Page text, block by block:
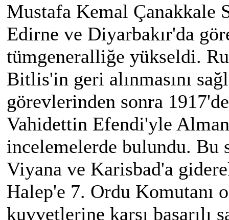
Mustafa Kemal Çanakkale
Edirne ve Diyarbakır'da
tümgeneralliğe yükseldi.
Bitlis'in geri alınmasını
görevlerinden sonra
Vahidettin Efendi'yle
incelemelerde bulundu. Bu
Viyana ve Karisbad'a
Halep'e 7. Ordu Komutanı
kuvvetlerine karşı başarılı